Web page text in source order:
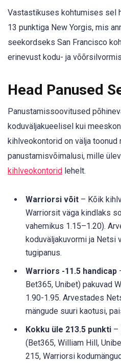
Vastastikuses kohtumises sel
13 punktiga New Yorgis, mis
seekordseks San Francisco
erinevust kodu- ja
Head Panused
Panustamissoovitused
koduväljakueelisel kui
kihlveokontorid on välja toonud
panustamisvõimalusi, mille
kihlveokontorid lehelt.
Warriorsi võit – Kõik
Warriorsit väga kindlaks
vahemikus 1.15–1.20).
koduväljakuvormi ja Netsi
tugipanus.
Warriors -11.5 handicap
Bet365, Unibet) pakuvad
1.90-1.95. Arvestades
mängude suuri kaotusi,
Kokku üle 213.5 punkti –
(Bet365, William Hill,
215, Warriorsi